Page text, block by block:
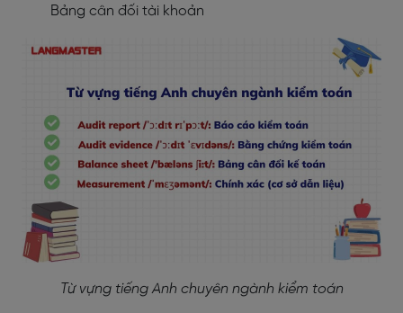
Bảng cân đối tài khoản
Từ vựng tiếng Anh chuyên ngành kiểm toán